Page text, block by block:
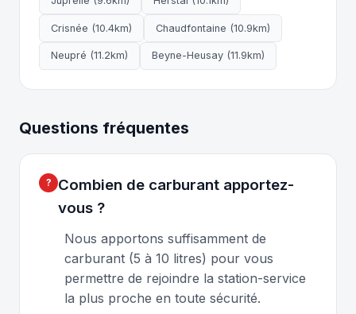
Crisnée (10.4km) Chaudfontaine (10.9km)
Neupré (11.2km) Beyne-Heusay (11.9km)
Questions fréquentes
Combien de carburant apportez-
vous ?
Nous apportons suffisamment de
carburant (5 à 10 litres) pour vous
permettre de rejoindre la station-service
la plus proche en toute sécurité.